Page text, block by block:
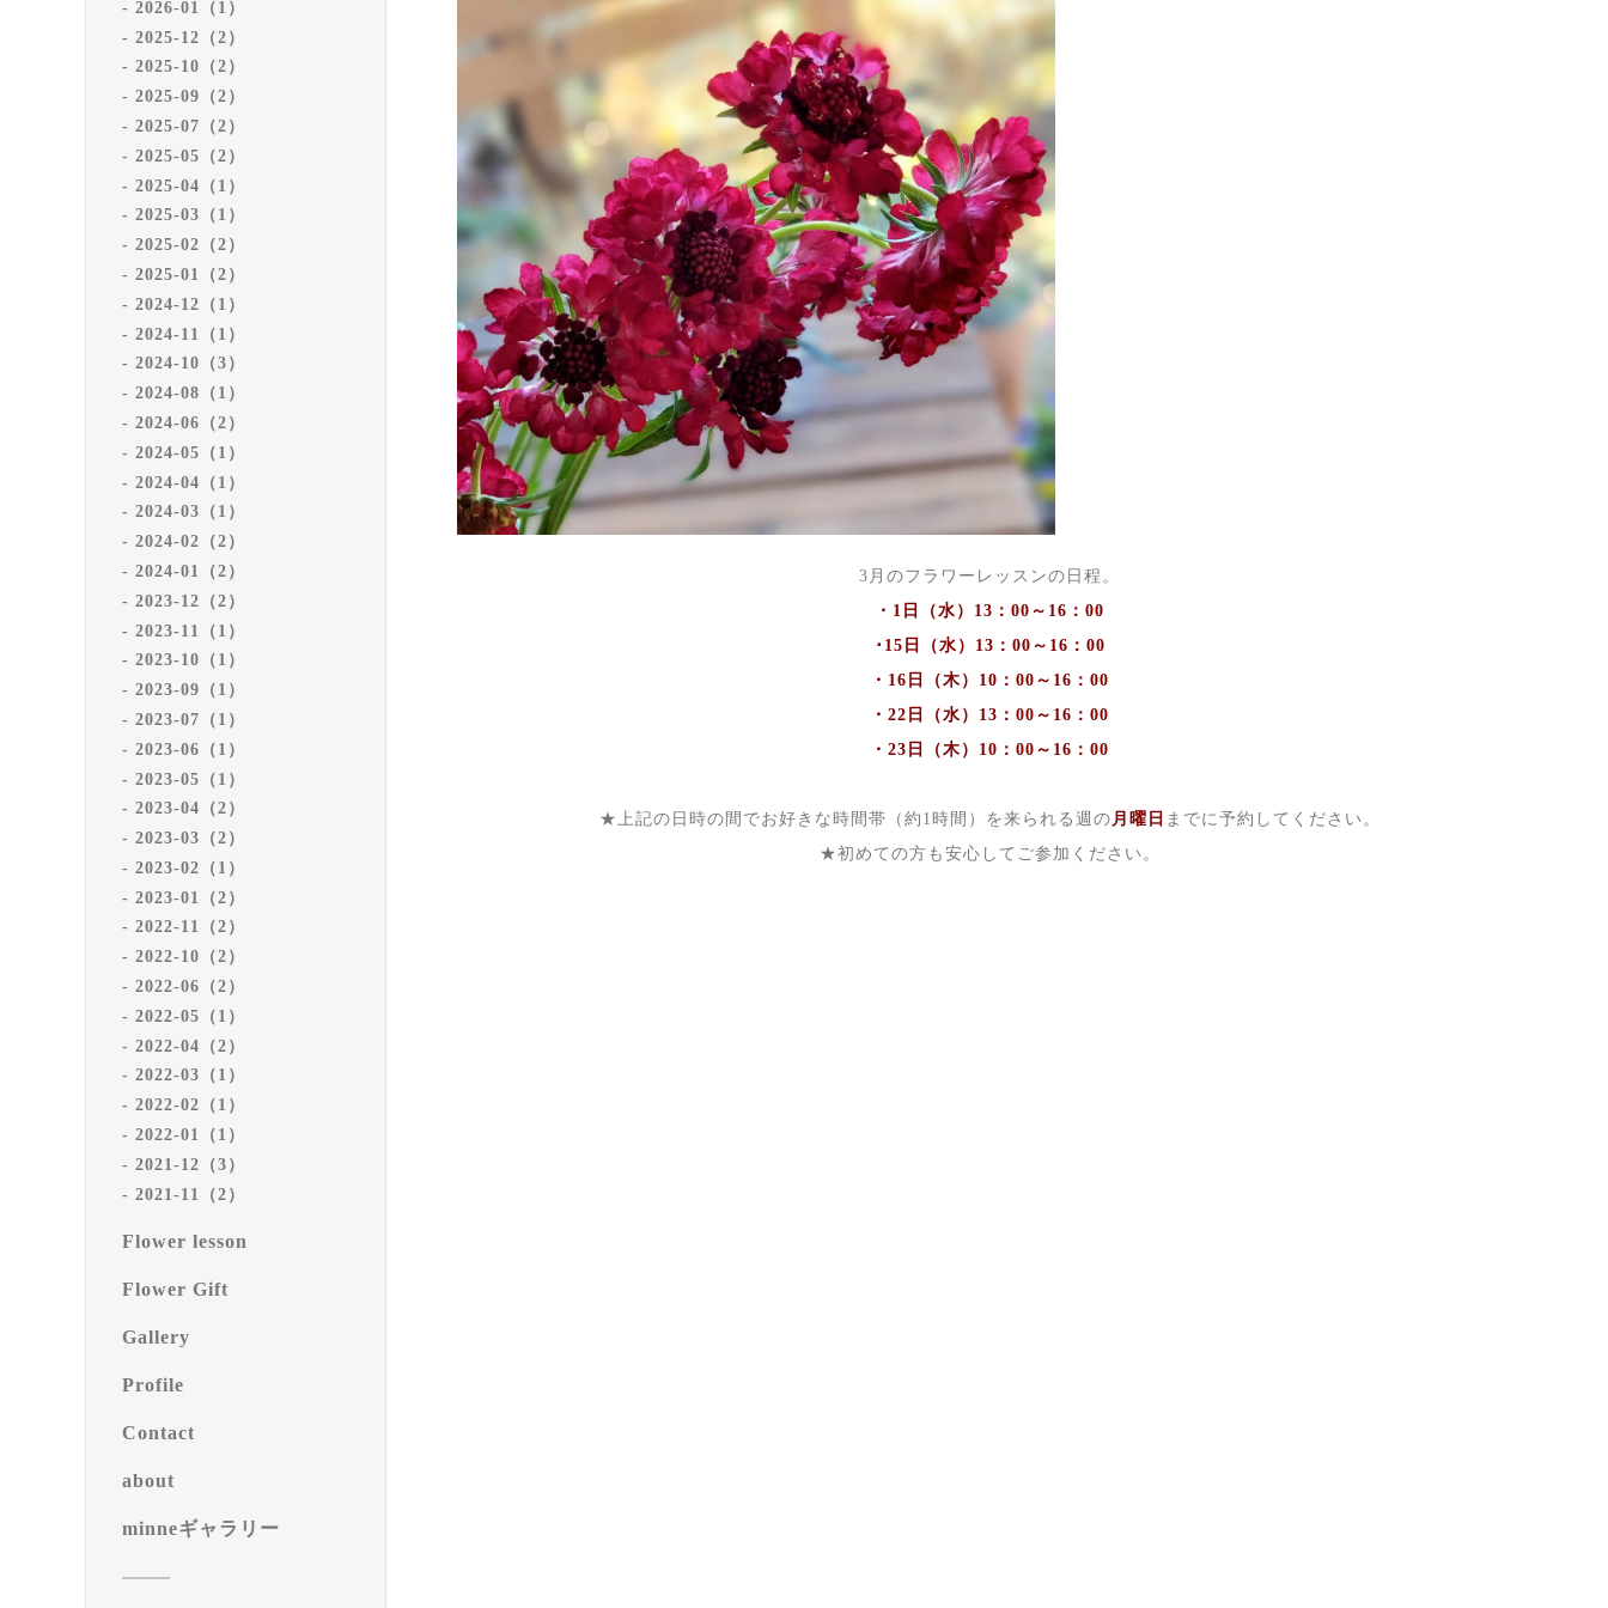
2026-01（1）
2025-12（2）
2025-10（2）
2025-09（2）
2025-07（2）
2025-05（2）
2025-04（1）
2025-03（1）
2025-02（2）
2025-01（2）
2024-12（1）
2024-11（1）
2024-10（3）
2024-08（1）
2024-06（2）
2024-05（1）
2024-04（1）
2024-03（1）
2024-02（2）
2024-01（2）
2023-12（2）
2023-11（1）
2023-10（1）
2023-09（1）
2023-07（1）
2023-06（1）
2023-05（1）
2023-04（2）
2023-03（2）
2023-02（1）
2023-01（2）
2022-11（2）
2022-10（2）
2022-06（2）
2022-05（1）
2022-04（2）
2022-03（1）
2022-02（1）
2022-01（1）
2021-12（3）
2021-11（2）
Flower lesson
Flower Gift
Gallery
Profile
Contact
about
minneギャラリー
3月のフラワーレッスンの日程。
・1日（水）13：00～16：00
･15日（水）13：00～16：00
・16日（木）10：00～16：00
・22日（水）13：00～16：00
・23日（木）10：00～16：00
★上記の日時の間でお好きな時間帯（約1時間）を来られる週の 月曜日 までに予約してください。
★初めての方も安心してご参加ください。